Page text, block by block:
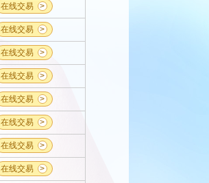
在线交易 >
在线交易 >
在线交易 >
在线交易 >
在线交易 >
在线交易 >
在线交易 >
在线交易 >